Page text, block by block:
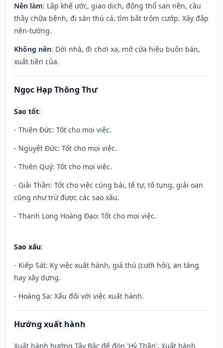
Nên làm: Lập khế ước, giao dịch, động thổ san nền, cầu
thầy chữa bệnh, đi săn thú cá, tìm bắt trộm cướp. Xây đắp
nền-tường.
Không nên: Dời nhà, đi chơi xa, mở cửa hiệu buôn bán,
xuất tiền của.
Ngọc Hạp Thông Thư
Sao tốt:
- Thiên Đức: Tốt cho mọi việc.
- Nguyệt Đức: Tốt cho mọi việc.
- Thiên Quý: Tốt cho mọi việc.
- Giải Thần: Tốt cho việc cúng bái, tế tự, tố tụng, giải oan
cũng như trừ được các sao xấu.
- Thanh Long Hoàng Đạo: Tốt cho mọi việc.
Sao xấu:
- Kiếp Sát: Kỵ việc xuất hành, giá thú (cưới hỏi), an táng
hay xây dựng.
- Hoàng Sa: Xấu đối với việc xuất hành.
Hướng xuất hành
Xuất hành hướng Tây Bắc để đón 'Hỷ Thần'. Xuất hành